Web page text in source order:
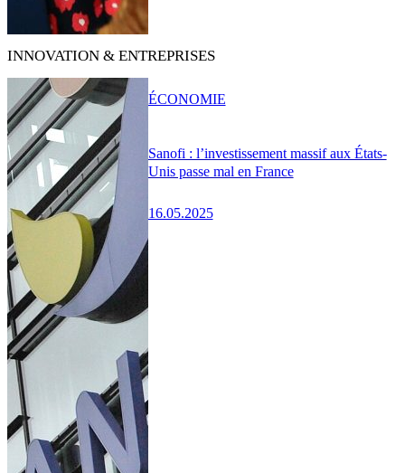
INNOVATION & ENTREPRISES
Sanofi : l’investissement massif aux États-
Unis passe mal en France
16.05.2025
ÉCONOMIE